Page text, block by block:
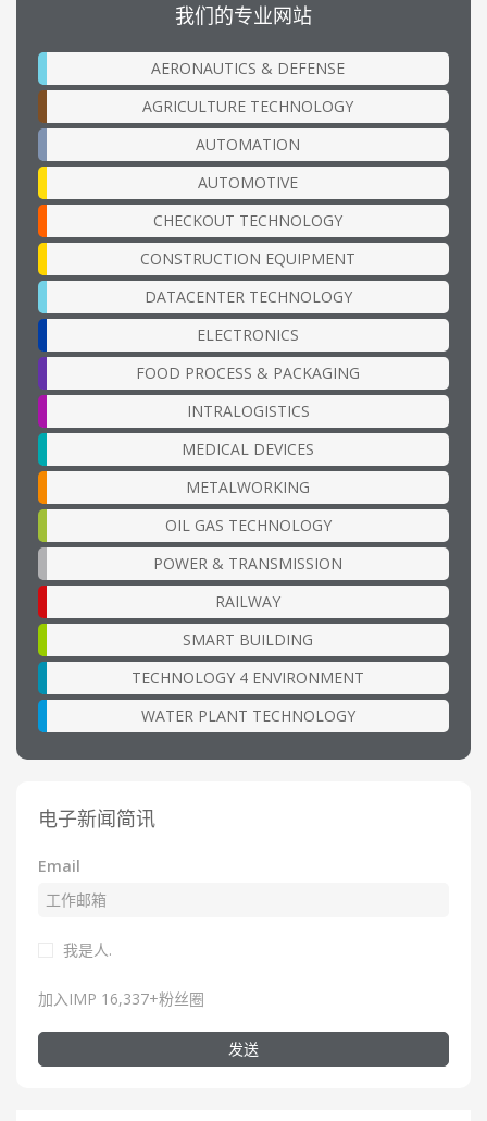
我们的专业网站
AERONAUTICS & DEFENSE
AGRICULTURE TECHNOLOGY
AUTOMATION
AUTOMOTIVE
CHECKOUT TECHNOLOGY
CONSTRUCTION EQUIPMENT
DATACENTER TECHNOLOGY
ELECTRONICS
FOOD PROCESS & PACKAGING
INTRALOGISTICS
MEDICAL DEVICES
METALWORKING
OIL GAS TECHNOLOGY
POWER & TRANSMISSION
RAILWAY
SMART BUILDING
TECHNOLOGY 4 ENVIRONMENT
WATER PLANT TECHNOLOGY
电子新闻简讯
Email
我是人.
加入IMP 16,337+粉丝圈
发送